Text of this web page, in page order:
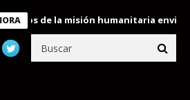
de la misión humanitaria enviada a